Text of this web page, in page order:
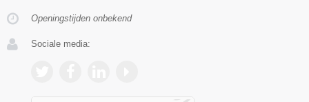
Openingstijden onbekend
Sociale media: